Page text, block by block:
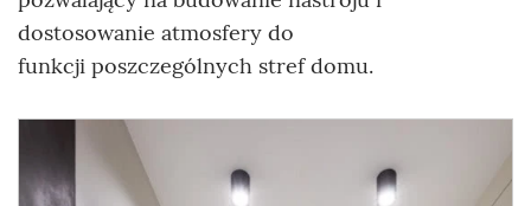
dostosowanie atmosfery do
funkcji poszczególnych stref domu.